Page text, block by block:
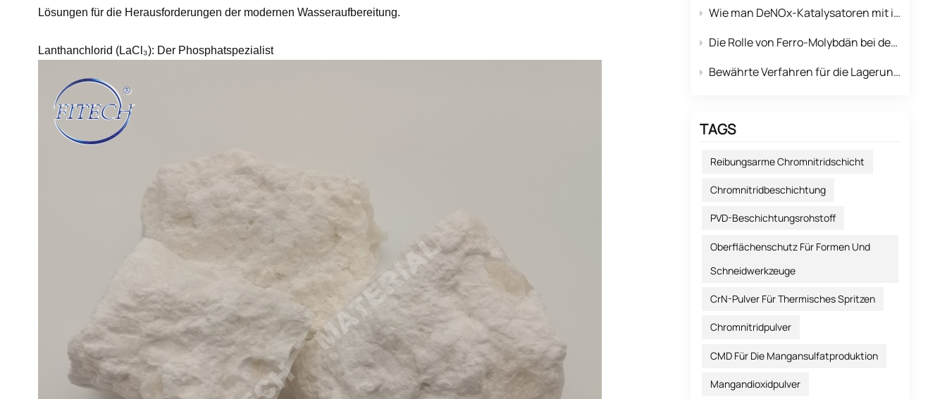
Wie man DeNOx-Katalysatoren mit industriellem Mangantetroxid optimiert
Die Rolle von Ferro-Molybdän bei der Verbesserung der Korrosionsbeständigkeit von Edelstahllegierungen
Bewährte Verfahren für die Lagerung und Handhabung von hochreaktivem Rubidiumcarbonat
TAGS
Reibungsarme Chromnitridschicht
Chromnitridbeschichtung
PVD-Beschichtungsrohstoff
Oberflächenschutz Für Formen Und
Schneidwerkzeuge
CrN-Pulver Für Thermisches Spritzen
Chromnitridpulver
CMD Für Die Mangansulfatproduktion
Mangandioxidpulver
Lösungen für die Herausforderungen der modernen Wasseraufbereitung.
Lanthanchlorid (LaCl₃): Der Phosphatspezialist